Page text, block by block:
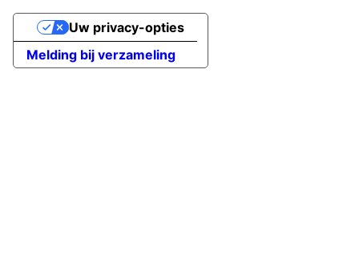
Melding bij verzameling
Uw privacy-opties